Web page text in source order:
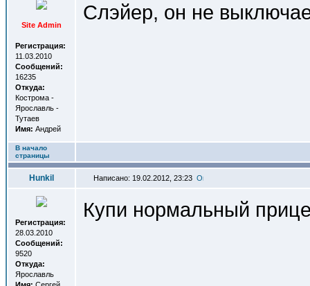
Site Admin
Регистрация:
11.03.2010
Сообщений:
16235
Откуда:
Кострома -
Ярославль -
Тутаев
Имя: Андрей
Слэйер, он не
В начало
страницы
Hunkil Написано: 19.02.2012, 23:23
Регистрация:
28.03.2010
Сообщений:
9520
Откуда:
Ярославль
Купи нормальный